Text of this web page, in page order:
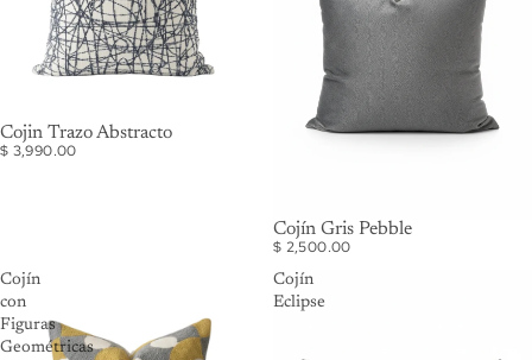
Cojin Trazo Abstracto
$ 3,990.00
Cojín Gris Pebble
$ 2,500.00
Cojín
con
Figuras
Geométricas
Cojín
Eclipse